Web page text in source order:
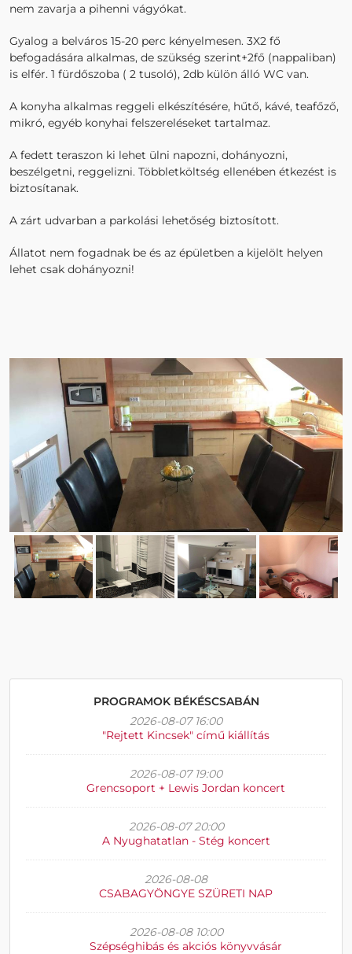
nem zavarja a pihenni vágyókat.
Gyalog a belváros 15-20 perc kényelmesen. 3X2 fő
befogadására alkalmas, de szükség szerint+2fő (nappaliban)
is elfér. 1 fürdőszoba ( 2 tusoló), 2db külön álló WC van.
A konyha alkalmas reggeli elkészítésére, hűtő, kávé, teafőző,
mikró, egyéb konyhai felszereléseket tartalmaz.
A fedett teraszon ki lehet ülni napozni, dohányozni,
beszélgetni, reggelizni. Többletköltség ellenében étkezést is
biztosítanak.
A zárt udvarban a parkolási lehetőség biztosított.
Állatot nem fogadnak be és az épületben a kijelölt helyen
lehet csak dohányozni!
PROGRAMOK BÉKÉSCSABÁN
2026-08-07 16:00
"Rejtett Kincsek" című kiállítás
2026-08-07 19:00
Grencsoport + Lewis Jordan koncert
2026-08-07 20:00
A Nyughatatlan - Stég koncert
2026-08-08
CSABAGYÖNGYE SZÜRETI NAP
2026-08-08 10:00
Szépséghibás és akciós könyvvásár